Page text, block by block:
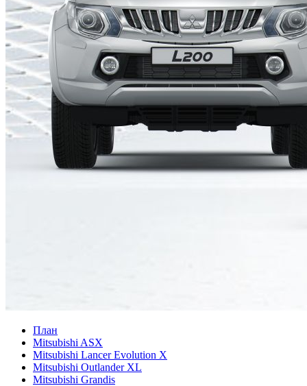
План
Mitsubishi ASX
Mitsubishi Lancer Evolution X
Mitsubishi Outlander XL
Mitsubishi Grandis